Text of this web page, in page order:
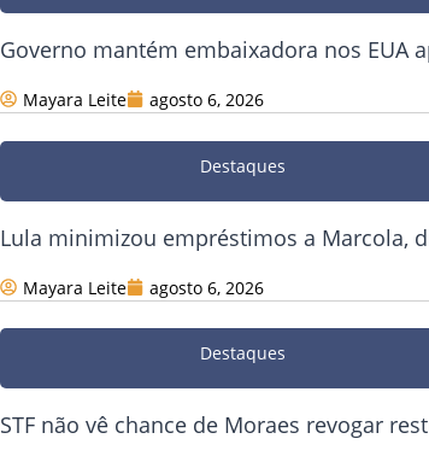
Governo mantém embaixadora nos EUA
Mayara Leite agosto 6, 2026
Destaques
Lula minimizou empréstimos a Marcola,
Mayara Leite agosto 6, 2026
Destaques
STF não vê chance de Moraes revogar